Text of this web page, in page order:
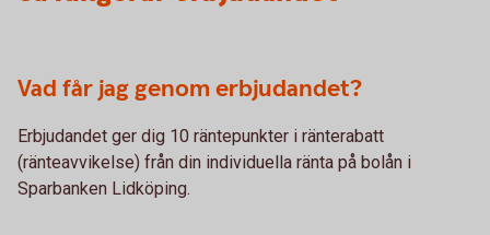
Vad får jag genom erbjudandet?
Erbjudandet ger dig 10 räntepunkter i ränterabatt
(ränteavvikelse) från din individuella ränta på bolån i
Sparbanken Lidköping.